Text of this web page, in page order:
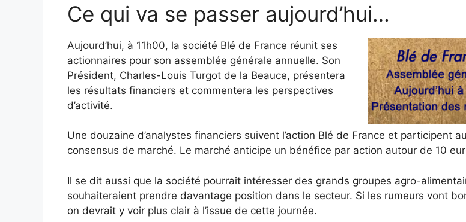
Ce qui va se passer aujourd’hui…
Aujourd’hui, à 11h00, la société Blé de France réunit ses
actionnaires pour son assemblée générale annuelle. Son
Président, Charles-Louis Turgot de la Beauce, présentera
les résultats financiers et commentera les perspectives
d’activité.
Une douzaine d’analystes financiers suivent l’action Blé de France et participent au
consensus de marché. Le marché anticipe un bénéfice par action autour de 10
Il se dit aussi que la société pourrait intéresser des grands groupes agro-
souhaiteraient prendre davantage position dans le secteur. Si les rumeurs vont
on devrait y voir plus clair à l’issue de cette journée.